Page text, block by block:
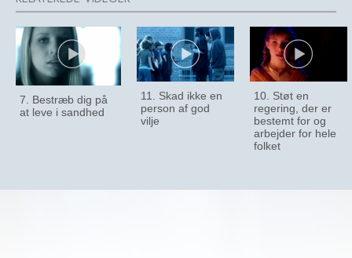
7. Bestræb dig på
at leve i sandhed
11. Skad ikke en
person af god
vilje
10. Støt en
regering, der er
bestemt for og
arbejder for hele
folket